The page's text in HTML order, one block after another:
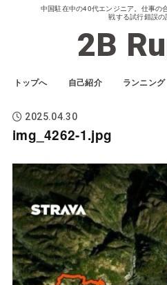
中国駐在中の40代エンジニア。仕事の
戦する試行錯誤の
2B
トップへ 自己紹介 ランニング
2025.04.30
img_4262-1.jpg